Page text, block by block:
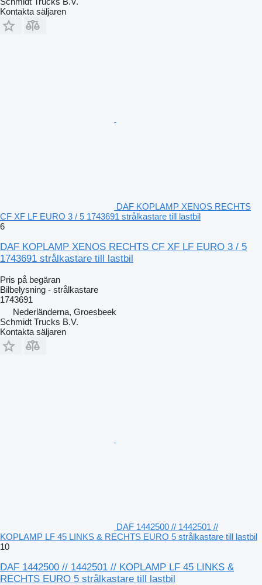
Kontakta säljaren
DAF KOPLAMP XENOS RECHTS
CF XF LF EURO 3 / 5 1743691 strålkastare till lastbil
6
DAF KOPLAMP XENOS RECHTS CF XF LF EURO 3 / 5
1743691 strålkastare till lastbil
Pris på begäran
Bilbelysning - strålkastare
1743691
Nederländerna, Groesbeek
Schmidt Trucks B.V.
Kontakta säljaren
DAF 1442500 // 1442501 //
KOPLAMP LF 45 LINKS & RECHTS EURO 5 strålkastare till lastbil
10
DAF 1442500 // 1442501 // KOPLAMP LF 45 LINKS &
RECHTS EURO 5 strålkastare till lastbil